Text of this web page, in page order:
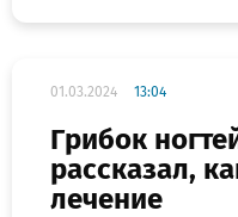
01.03.2024 13:04
Грибок
рассказал,
лечение